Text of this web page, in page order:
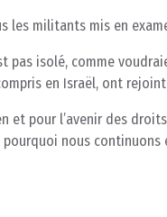
les militants mis en
pas isolé, comme
en Israël, ont rejoint
et pour l’avenir des
nous